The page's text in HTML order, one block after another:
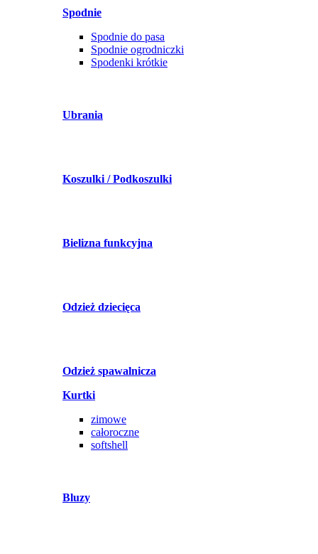
Spodnie
Spodnie do pasa
Spodnie ogrodniczki
Spodenki krótkie
Ubrania
Koszulki / Podkoszulki
Bielizna funkcyjna
Odzież dziecięca
Odzież spawalnicza
Kurtki
zimowe
całoroczne
softshell
Bluzy